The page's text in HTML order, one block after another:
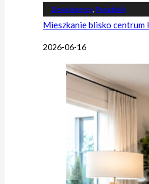
Deweloperzy, Poradniki
Mieszkanie blisko centrum
2026-06-16